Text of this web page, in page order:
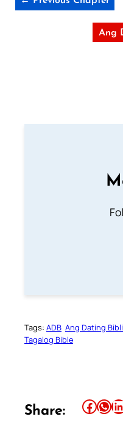
Ang
Tags: ADB Ang Dating
Tagalog Bible
Share: Share this article on Facebook Share this article on WhatsApp Share this article on LinkedIn